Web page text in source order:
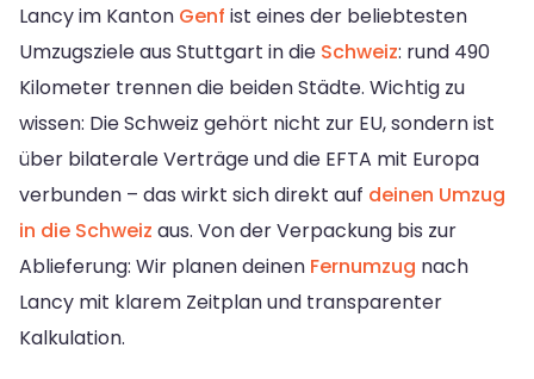
Lancy im Kanton Genf ist eines der beliebtesten
Umzugsziele aus Stuttgart in die Schweiz: rund 490
Kilometer trennen die beiden Städte. Wichtig zu
wissen: Die Schweiz gehört nicht zur EU, sondern ist
über bilaterale Verträge und die EFTA mit Europa
verbunden – das wirkt sich direkt auf deinen Umzug
in die Schweiz aus. Von der Verpackung bis zur
Ablieferung: Wir planen deinen Fernumzug nach
Lancy mit klarem Zeitplan und transparenter
Kalkulation.